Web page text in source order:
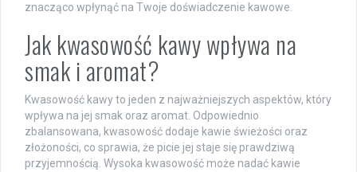
znacząco wpłynąć na Twoje doświadczenie kawowe.
Jak kwasowość kawy wpływa na
smak i aromat?
Kwasowość kawy to jeden z najważniejszych aspektów, który
wpływa na jej smak oraz aromat. Odpowiednio
zbalansowana, kwasowość dodaje kawie świeżości oraz
złożoności, co sprawia, że picie jej staje się prawdziwą
przyjemnością. Wysoka kwasowość może nadać kawie